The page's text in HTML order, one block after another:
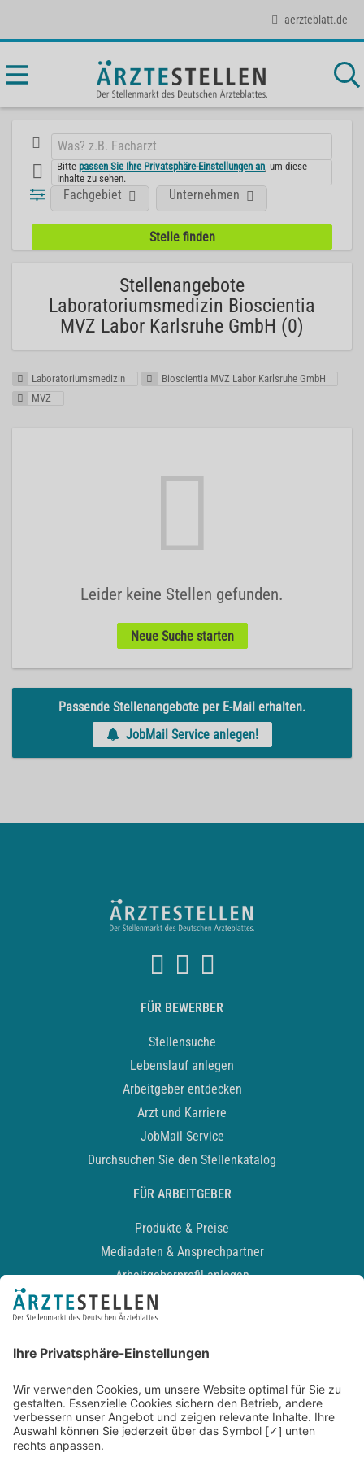
aerzteblatt.de
Bittepassen Sie Ihre Privatsphäre-Einstellungen an , um diese
Inhalte zu sehen.
Fachgebiet Unternehmen
Stellenangebote
Laboratoriumsmedizin Bioscientia
MVZ Labor Karlsruhe GmbH (0)
Laboratoriumsmedizin
Bioscientia MVZ Labor Karlsruhe GmbH
MVZ
Leider keine Stellen gefunden.
Neue Suche starten
Passende Stellenangebote per E-Mail erhalten.
JobMail Service anlegen!
FÜR BEWERBER
Stellensuche
Lebenslauf anlegen
Arbeitgeber entdecken
Arzt und Karriere
JobMail Service
Durchsuchen Sie den Stellenkatalog
FÜR ARBEITGEBER
Produkte & Preise
Mediadaten & Ansprechpartner
Arbeitgeberprofil anlegen
Recruiting-Podcast
Kontakt
Datenschutz
Newsletter